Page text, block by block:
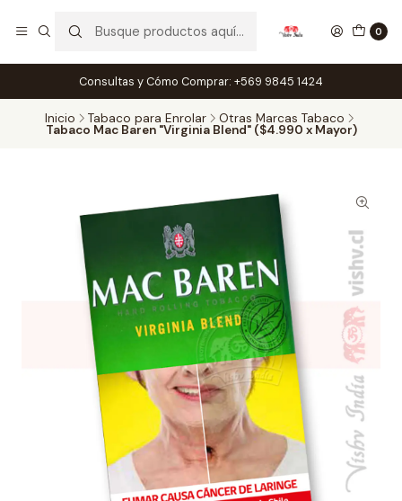
0
Consultas y Cómo Comprar: +569 9845 1424
Inicio Tabaco para Enrolar Otras Marcas Tabaco
Tabaco Mac Baren "Virginia Blend" ($4.990 x Mayor)